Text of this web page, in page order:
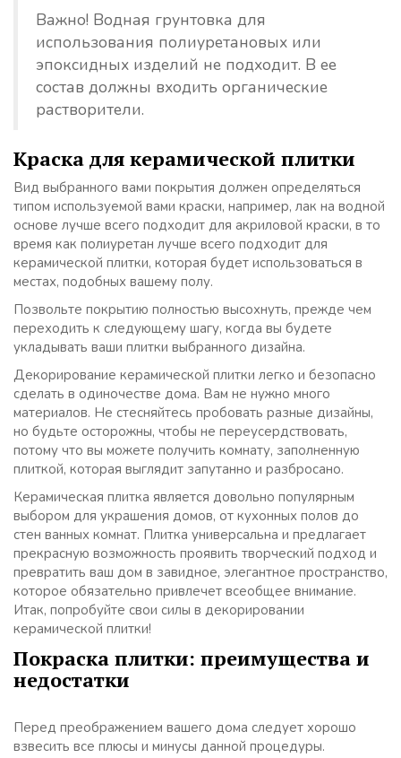
Важно! Водная грунтовка для
использования полиуретановых или
эпоксидных изделий не подходит. В ее
состав должны входить органические
растворители.
Краска для керамической плитки
Вид выбранного вами покрытия должен определяться
типом используемой вами краски, например, лак на водной
основе лучше всего подходит для акриловой краски, в то
время как полиуретан лучше всего подходит для
керамической плитки, которая будет использоваться в
местах, подобных вашему полу.
Позвольте покрытию полностью высохнуть, прежде чем
переходить к следующему шагу, когда вы будете
укладывать ваши плитки выбранного дизайна.
Декорирование керамической плитки легко и безопасно
сделать в одиночестве дома. Вам не нужно много
материалов. Не стесняйтесь пробовать разные дизайны,
но будьте осторожны, чтобы не переусердствовать,
потому что вы можете получить комнату, заполненную
плиткой, которая выглядит запутанно и разбросано.
Керамическая плитка является довольно популярным
выбором для украшения домов, от кухонных полов до
стен ванных комнат. Плитка универсальна и предлагает
прекрасную возможность проявить творческий подход и
превратить ваш дом в завидное, элегантное пространство,
которое обязательно привлечет всеобщее внимание.
Итак, попробуйте свои силы в декорировании
керамической плитки!
Покраска плитки: преимущества и
недостатки
Перед преображением вашего дома следует хорошо
взвесить все плюсы и минусы данной процедуры.